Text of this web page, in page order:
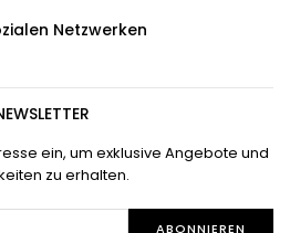
Netzwerken
ein, um exklusive Angebote und
zu erhalten.
ABONNIEREN